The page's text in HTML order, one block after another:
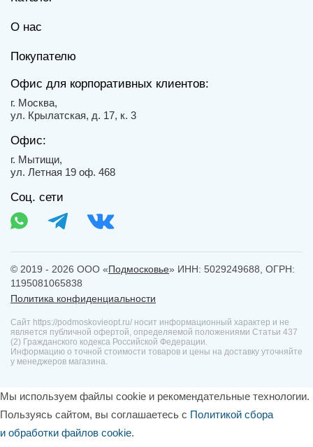
О нас
Покупателю
Офис для корпоративных клиентов:
г. Москва,
ул. Крылатская, д. 17, к. 3
Офис:
г. Мытищи,
ул. Летная 19 оф. 468
Соц. сети
© 2019 - 2026 ООО «Подмосковье» ИНН: 5029249688, ОГРН:
1195081065838
Политика конфиденциальности
Сайт https://podmoskovieopt.ru/ носит информационный характер и не
является публичной офертой, определяемой положениями Статьи 437
(2) Гражданского кодекса Российской Федерации.
Информацию о точной стоимости товаров и цены на доставку уточняйте
у менеджеров магазина.
Мы используем файлы cookie и рекомендательные технологии.
Пользуясь сайтом, вы соглашаетесь с Политикой сбора
и обработки файлов cookie.